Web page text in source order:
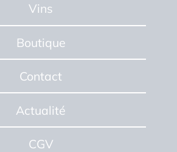
Vins
Boutique
Contact
Actualité
CGV